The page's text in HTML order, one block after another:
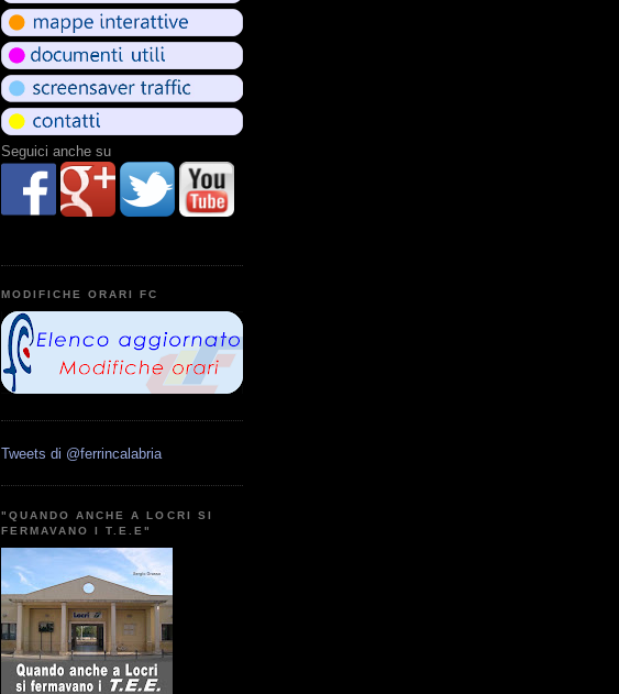
Seguici anche su
MODIFICHE ORARI FC
Tweets di @ferrincalabria
"QUANDO ANCHE A LOCRI SI
FERMAVANO I T.E.E"